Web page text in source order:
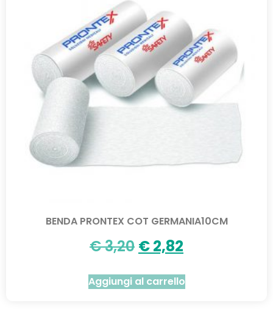
BENDA PRONTEX COT GERMANIA10CM
€3,20 €2,82
Aggiungi al carrello